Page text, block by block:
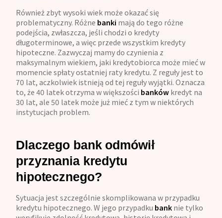
Również zbyt wysoki wiek może okazać się
problematyczny. Różne banki mają do tego różne
podejścia, zwłaszcza, jeśli chodzi o kredyty
długoterminowe, a więc przede wszystkim kredyty
hipoteczne. Zazwyczaj mamy do czynienia z
maksymalnym wiekiem, jaki kredytobiorca może mieć w
momencie spłaty ostatniej raty kredytu. Z reguły jest to
70 lat, aczkolwiek istnieją od tej reguły wyjątki. Oznacza
to, że 40 latek otrzyma w większości banków kredyt na
30 lat, ale 50 latek może już mieć z tym w niektórych
instytucjach problem.
Dlaczego bank odmówił
przyznania kredytu
hipotecznego?
Sytuacja jest szczególnie skomplikowana w przypadku
kredytu hipotecznego. W jego przypadku bank nie tylko